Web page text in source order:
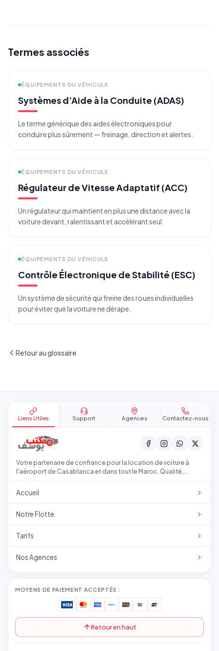
Termes associés
ÉQUIPEMENTS DU VÉHICULE
Systèmes d’Aide à la Conduite (ADAS)
Le terme générique des aides électroniques pour
conduire plus sûrement — freinage, direction et alertes.
ÉQUIPEMENTS DU VÉHICULE
Régulateur de Vitesse Adaptatif (ACC)
Un régulateur qui maintient en plus une distance avec la
voiture devant, ralentissant et accélérant seul.
ÉQUIPEMENTS DU VÉHICULE
Contrôle Électronique de Stabilité (ESC)
Un système de sécurité qui freine des roues individuelles
pour éviter que la voiture ne dérape.
Retour au glossaire
Liens Utiles Support Agences Contactez-nous
Votre partenaire de confiance pour la location de voiture à
l'aéroport de Casablanca et dans tout le Maroc. Qualité,
Accueil
Notre Flotte
Tarifs
Nos Agences
MOYENS DE PAIEMENT ACCEPTÉS :
Retour en haut